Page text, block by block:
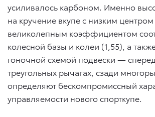
усиливалось карбоном. Именно
на кручение вкупе с низким центром
великолепным коэффициентом
колесной базы и колеи (1,55), а
гоночной схемой подвески —
треугольных рычагах, сзади
определяют бескомпромиссный
управляемости нового спорткупе.